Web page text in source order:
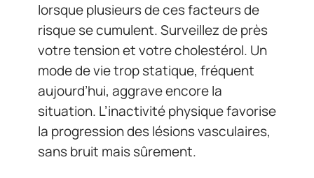
lorsque plusieurs de ces facteurs de
risque se cumulent. Surveillez de près
votre tension et votre cholestérol. Un
mode de vie trop statique, fréquent
aujourd’hui, aggrave encore la
situation. L’inactivité physique favorise
la progression des lésions vasculaires,
sans bruit mais sûrement.